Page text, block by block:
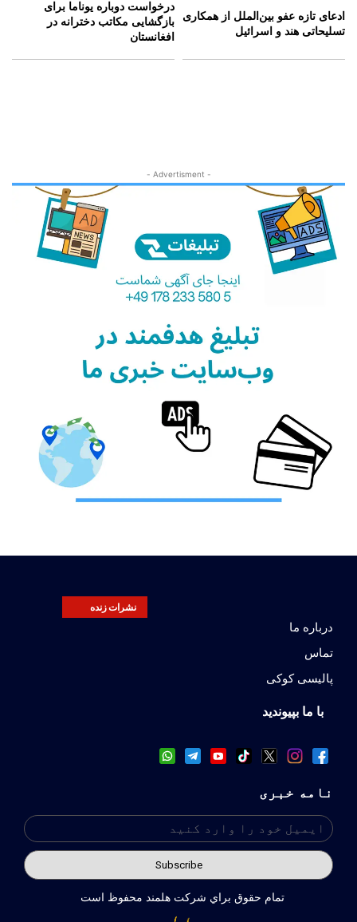
ادعای تازه عفو بین‌الملل از همکاری
تسلیحاتی هند و اسرائیل
درخواست دوباره یوناما برای
بازگشایی مکاتب دخترانه در
افغانستان
- Advertisment -
نشرات زنده
درباره ما
تماس
پالیسی کوکی
با ما بپیوندید
نامه خبری
تمام حقوق براي شركت هلمند محفوظ است